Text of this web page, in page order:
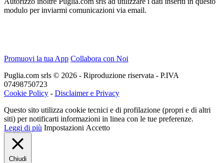
modulo per inviarmi comunicazioni via email.
Promuovi la tua App Collabora con Noi
Puglia.com srls © 2026 - Riproduzione riservata - P.IVA
07498750723
Cookie Policy - Disclaimer e Privacy
Questo sito utilizza cookie tecnici e di profilazione (propri e di altri
siti) per notificarti informazioni in linea con le tue preferenze.
Leggi di più Impostazioni Accetto
Chiudi